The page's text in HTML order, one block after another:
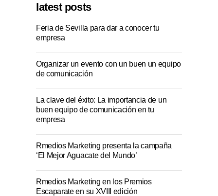
latest posts
Feria de Sevilla para dar a conocer tu
empresa
Organizar un evento con un buen un equipo
de comunicación
La clave del éxito: La importancia de un
buen equipo de comunicación en tu
empresa
Rmedios Marketing presenta la campaña
‘El Mejor Aguacate del Mundo’
Rmedios Marketing en los Premios
Escaparate en su XVIII edición